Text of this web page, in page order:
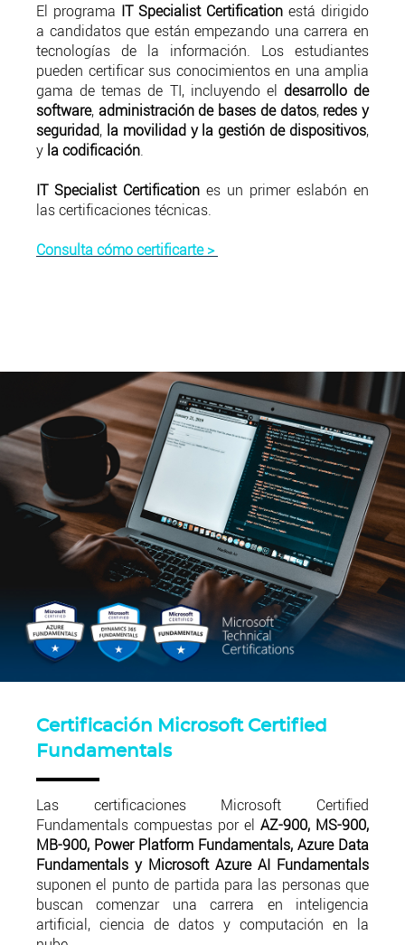
El programa IT Specialist Certification está dirigido
a candidatos que están empezando una carrera en
tecnologías de la información. Los estudiantes
pueden certificar sus conocimientos en una amplia
gama de temas de TI, incluyendo el desarrollo de
software, administración de bases de datos,redes y
seguridad, la movilidad y la gestión de dispositivos,
y la codificación
IT Specialist Certification es un primer eslabón en
las certificaciones técnicas.
Consulta cómo certificarte >
Certificación Microsoft Certified
Fundamentals
Las certificaciones Microsoft Certified
Fundamentals compuestas por el AZ-900, MS-900,
MB-900, Power Platform Fundamentals, Azure Data
Fundamentals y Microsoft Azure AI Fundamentals
suponen el punto de partida para las personas que
buscan comenzar una carrera en inteligencia
artificial, ciencia de datos y computación en la